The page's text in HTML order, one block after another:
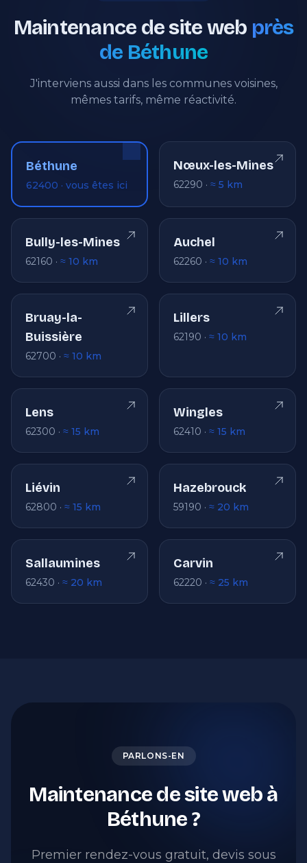
Maintenance de site web près
de Béthune
J'interviens aussi dans les communes voisines,
mêmes tarifs, même réactivité.
Béthune
62400 · vous êtes ici
Nœux-les-Mines
62290 · ≈ 5 km
Bully-les-Mines
62160 · ≈ 10 km
Auchel
62260 · ≈ 10 km
Bruay-la-
Buissière
62700 · ≈ 10 km
Lillers
62190 · ≈ 10 km
Lens
62300 · ≈ 15 km
Wingles
62410 · ≈ 15 km
Liévin
62800 · ≈ 15 km
Hazebrouck
59190 · ≈ 20 km
Sallaumines
62430 · ≈ 20 km
Carvin
62220 · ≈ 25 km
PARLONS-EN
Maintenance de site web à
Béthune ?
Premier rendez-vous gratuit, devis sous